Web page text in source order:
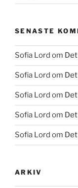
SENASTE
Sofia Lord om
Sofia Lord om
Sofia Lord om
Sofia Lord om
Sofia Lord om
ARKIV